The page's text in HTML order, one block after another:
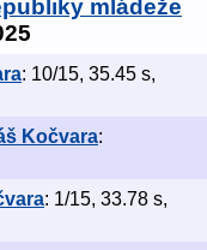
mládeže
: 10/15, 35.45 s,
Kočvara:
: 1/15, 33.78 s,